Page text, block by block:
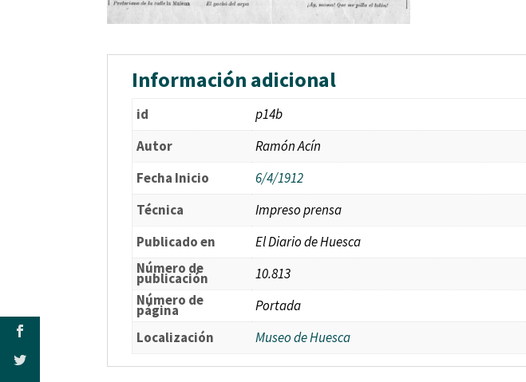
Información adicional
id
p14b
Autor
Ramón Acín
Fecha Inicio
6/4/1912
Técnica
Impreso prensa
Publicado en
El Diario de Huesca
Número de
publicación
10.813
Número de
página
Portada
Localización
Museo de Huesca